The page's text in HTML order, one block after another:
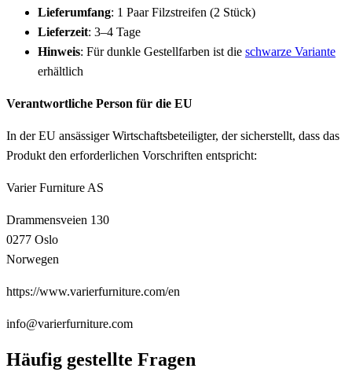
Lieferumfang: 1 Paar Filzstreifen (2 Stück)
Lieferzeit: 3–4 Tage
Hinweis: Für dunkle Gestellfarben ist die schwarze Variante
erhältlich
Verantwortliche Person für die EU
In der EU ansässiger Wirtschaftsbeteiligter, der sicherstellt, dass das
Produkt den erforderlichen Vorschriften entspricht:
Varier Furniture AS
Drammensveien 130
0277 Oslo
Norwegen
https://www.varierfurniture.com/en
info@varierfurniture.com
Häufig gestellte Fragen